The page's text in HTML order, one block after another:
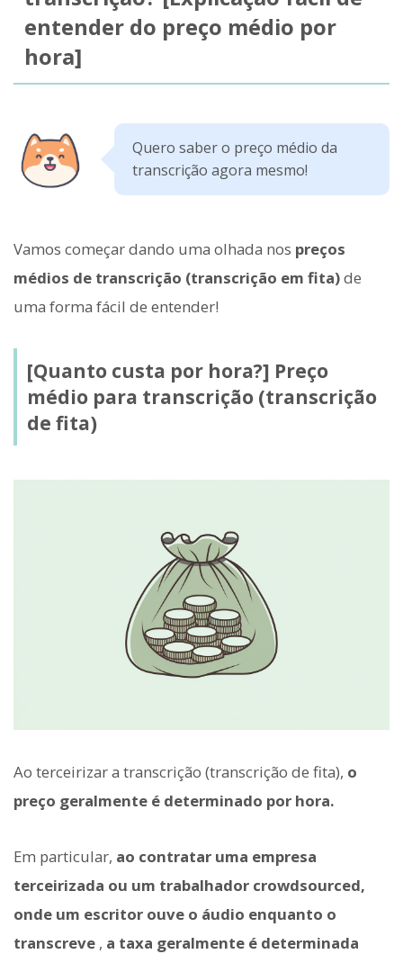
entender do preço médio por
hora]
Quero saber o preço médio da
transcrição agora mesmo!
Vamos começar dando uma olhada nos preços
médios de transcrição (transcrição em fita)de
uma forma fácil de entender!
[Quanto custa por hora?] Preço
médio para transcrição (transcrição
de fita)
Ao terceirizar a transcrição (transcrição de fita), o
preço geralmente é determinado por hora.
Em particular, ao contratar uma empresa
terceirizada ou um trabalhador crowdsourced,
onde um escritor ouve o áudio enquanto o
transcreve , a taxa geralmente é determinada